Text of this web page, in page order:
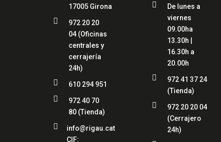
17005 Girona

972 20 20
04 (Oficinas
centrales y
cerrajería
24h)
 610 294 951

972 40 70
80 (Tienda)

info@rigau.cat
CIF:

De lunes a
viernes
09.00ha
13.30h |
16.30h a
20.00h

972 41 37 24
(Tienda)

972 20 20 04
(Cerrajero
24h)